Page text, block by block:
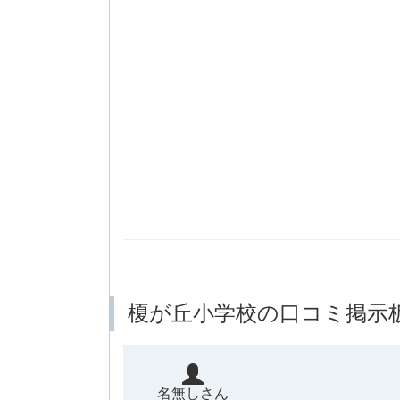
榎が丘小学校の口コミ掲示
名無しさん